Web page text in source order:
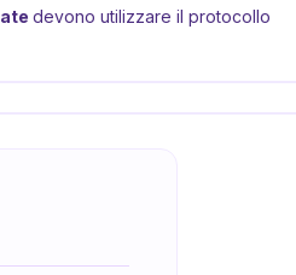
devono utilizzare il protocollo